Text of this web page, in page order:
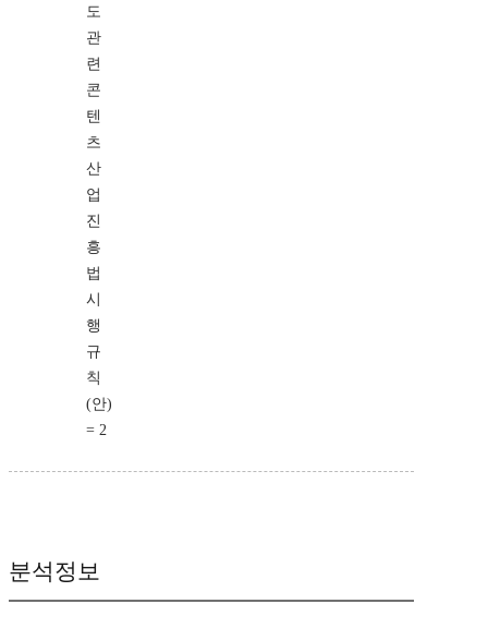
도
관
련
콘
텐
츠
산
업
진
흥
법
시
행
규
칙
(안)
= 2
분석정보